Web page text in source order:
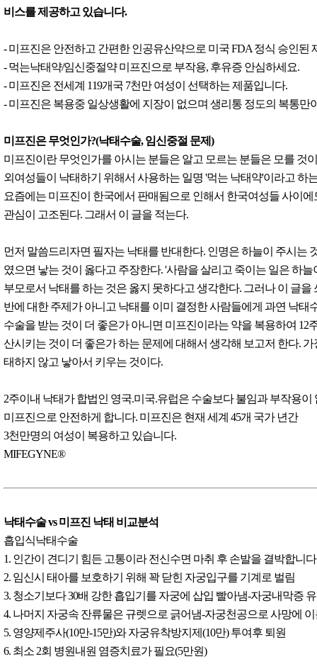
비스를 제공하고 있습니다.
- 미프진은 안전하고 간편한 인공유산약으로 미국 FDA 정식 승인된
- 먹는낙태약/임신중절약 미프진으로 부작용, 후유증 안심하세요.
- 미프진은 전세계 119개국 7천만 여성이 선택하는 제품입니다.
- 미프진은 복용중 일상생활에 지장이 없으며 생리통 정도의 복통만
미프진은 무엇인가?(낙태수술, 임신중절 문제)
미프진이란 무엇인가를 아시는 분들은 알고 모르는 분들은 모를 것
외여성들이 낙태하기 위해서 사용하는 일명 '먹는 낙태약'이라고 하
요즘에는 미프진이 한국에서 판매됨으로 인해서 한국여성들 사이
관심이 고조된다. 그래서 이 글을 적는다.
먼저 말씀드리자면 필자는 낙태를 반대한다. 인명은 하늘이 주시는
였으면 낳는 것이 옳다고 주장한다. '사람을 살리고 죽이는 일은 하늘
부모로서 낙태를 하는 것은 옳지 못하다고 생각한다. 그러나 이 글을
반에 대한 주제가 아니고 낙태를 이미 결정한 사람들에게 과연 낙태
수술을 받는 것이 더 좋은가 아니면 미프진이라는 약을 복용하여 12
산시키는 것이 더 좋은가 하는 문제에 대해서 생각해 보고저 한다. 가
태하지 않고 낳아서 키우는 것이다.
2주이내 낙태가 합법인 영국.미국.유럽은 수술보다 불임과 부작용이
미프진으로 안전하게 합니다. 미프진은 현재 세계 45개 국가 년간
3천만명의 여성이 복용하고 있습니다.
MIFEGYNE®
낙태수술 vs 미프진 낙태 비교분석
흡입식낙태수술
1. 인간이 견디기 힘든 고통이라 전신수면 마취 후 손발을 결박합니
2. 임신시 태아를 보호하기 위해 꽉 닫힌 자궁입구를 기계로 벌림
3. 청소기보다 30배 강한 흡입기를 자궁에 삽입 빨아냄-자궁내막증
4. 나머지 자궁속 잔류물은 규렛으로 긁어냄-자궁천공으로 사망에
5. 영양제주사(10만-15만)와 자궁유착방지제(10만) 투여후 퇴원
6. 최소 2회 병원내원 염증치료가 필요(5만원)